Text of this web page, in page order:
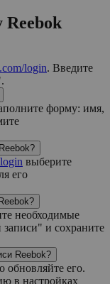
Reebok
login. Введите
форму: имя,
выберите
его
необходимые
и сохраните
Reebok?
обновляйте его.
в настройках